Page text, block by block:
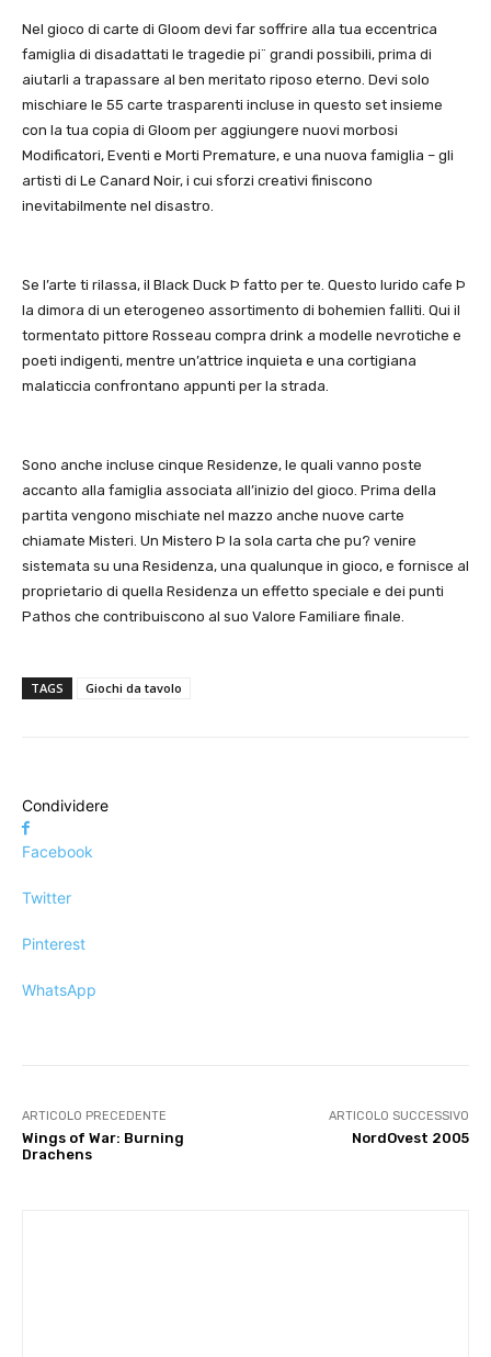
Nel gioco di carte di Gloom devi far soffrire alla tua eccentrica
famiglia di disadattati le tragedie pi¨ grandi possibili, prima di
aiutarli a trapassare al ben meritato riposo eterno. Devi solo
mischiare le 55 carte trasparenti incluse in questo set insieme
con la tua copia di Gloom per aggiungere nuovi morbosi
Modificatori, Eventi e Morti Premature, e una nuova famiglia – gli
artisti di Le Canard Noir, i cui sforzi creativi finiscono
inevitabilmente nel disastro.
Se l’arte ti rilassa, il Black Duck Þ fatto per te. Questo lurido cafe Þ
la dimora di un eterogeneo assortimento di bohemien falliti. Qui il
tormentato pittore Rosseau compra drink a modelle nevrotiche e
poeti indigenti, mentre un’attrice inquieta e una cortigiana
malaticcia confrontano appunti per la strada.
Sono anche incluse cinque Residenze, le quali vanno poste
accanto alla famiglia associata all’inizio del gioco. Prima della
partita vengono mischiate nel mazzo anche nuove carte
chiamate Misteri. Un Mistero Þ la sola carta che pu? venire
sistemata su una Residenza, una qualunque in gioco, e fornisce al
proprietario di quella Residenza un effetto speciale e dei punti
Pathos che contribuiscono al suo Valore Familiare finale.
TAGS Giochi da tavolo
Condividere
Facebook
Twitter
Pinterest
WhatsApp
ARTICOLO PRECEDENTE
Wings of War: Burning
Drachens
ARTICOLO SUCCESSIVO
NordOvest 2005